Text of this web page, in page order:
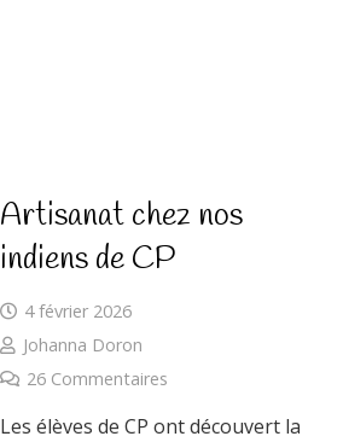
Artisanat chez nos
indiens de CP
4 février 2026
Johanna Doron
26 Commentaires
Les élèves de CP ont découvert la